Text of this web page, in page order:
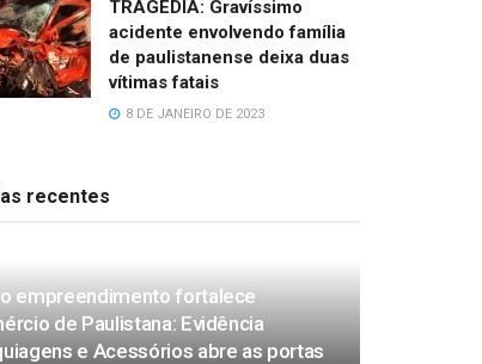
TRAGÉDIA: Gravíssimo
acidente envolvendo família
de paulistanense deixa duas
vítimas fatais
8 DE JANEIRO DE 2023
recentes
empreendimento fortalece
de Paulistana: Evidência
e Acessórios abre as portas